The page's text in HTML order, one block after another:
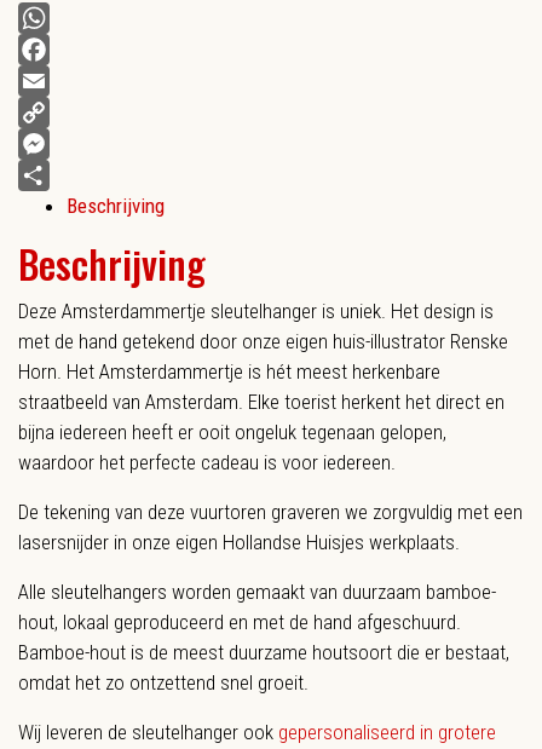
WhatsApp
Facebook
Email
Copy
Link
Messenger
Delen
Beschrijving
Beschrijving
Deze Amsterdammertje sleutelhanger is uniek. Het design is
met de hand getekend door onze eigen huis-illustrator Renske
Horn. Het Amsterdammertje is hét meest herkenbare
straatbeeld van Amsterdam. Elke toerist herkent het direct en
bijna iedereen heeft er ooit ongeluk tegenaan gelopen,
waardoor het perfecte cadeau is voor iedereen.
De tekening van deze vuurtoren graveren we zorgvuldig met een
lasersnijder in onze eigen Hollandse Huisjes werkplaats.
Alle sleutelhangers worden gemaakt van duurzaam bamboe-
hout, lokaal geproduceerd en met de hand afgeschuurd.
Bamboe-hout is de meest duurzame houtsoort die er bestaat,
omdat het zo ontzettend snel groeit.
Wij leveren de sleutelhanger ook gepersonaliseerd in grotere